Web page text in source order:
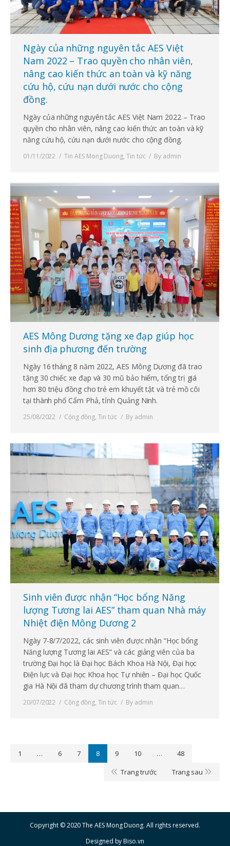
Ngày của những nguyên tắc AES Việt
Nam 2022 – Trao quyền cho nhân viên,
nâng cao kiến ​​thức an toàn và kỹ năng
cứu hộ, cứu nạn dưới nước cho cộng
đồng.
Ngày của những nguyên tắc AES Việt Nam 2022 – Trao
quyền cho nhân viên, nâng cao kiến ​​thức an toàn và kỹ
năng cứu hộ, cứu nạn dưới nước cho cộng đồng.
01/11/2022 Tin AES Mong Duong, Tin tức By admin
AES Mông Dương tặng xe đạp giúp học
sinh địa phương đến trường
Ngày 16 tháng 8 năm 2022, AES Mông Dương đã trao
tặng 30 chiếc xe đạp và 30 mũ bảo hiểm, tổng trị giá
hơn 80 triệu đồng cho trẻ em khuyết tật và trẻ mồ côi
tại thành phố Cẩm Phả, tỉnh Quảng Ninh.
25/08/2022 Cộng đồng, Tin tức By admin
Sinh viên được nhận “Học bổng Năng
lượng Tương lai AES” tham quan Nhà máy
Nhiệt điện Mông Dương 2
Ngày 7-8/7/2022, các sinh viên được nhận “Học bổng
Năng lượng Tương lai AES” và các giảng viên của ba
trường Đại học là Đại học Bách Khoa Hà Nội, Đại học
Điện lực và Đại học Khoa học Tự nhiên – Đại học Quốc
gia Hà Nội đã tham dự chương trình tham quan…
20/07/2022 Cộng đồng, Tin tức By admin
1 … 6 7 8 9 10 …
48
Trang trước
Trang sau
Copyright © 2020 The AES Mong Duong. All rights reserved.
Designed byBiso.vn